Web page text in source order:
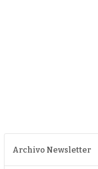
Archivo Newsletter